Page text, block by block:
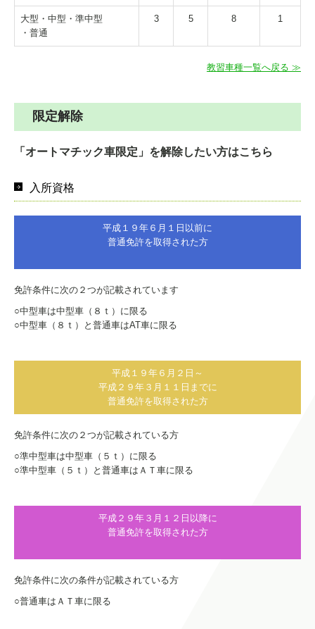
大型・中型・準中型
・普通
3 5 8 1
教習車種一覧へ戻る ≫
限定解除
「オートマチック車限定」を解除したい方はこちら
入所資格
平成１９年６月１日以前に
普通免許を取得された方
免許条件に次の２つが記載されています
○中型車は中型車（８ｔ）に限る
○中型車（８ｔ）と普通車はAT車に限る
平成１９年６月２日～
平成２９年３月１１日までに
普通免許を取得された方
免許条件に次の２つが記載されている方
○準中型車は中型車（５ｔ）に限る
○準中型車（５ｔ）と普通車はＡＴ車に限る
平成２９年３月１２日以降に
普通免許を取得された方
免許条件に次の条件が記載されている方
○普通車はＡＴ車に限る